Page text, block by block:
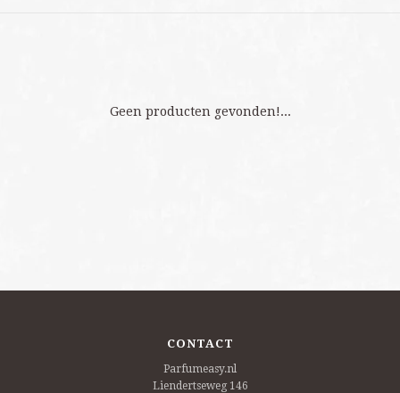
Geen producten gevonden!...
CONTACT
Parfumeasy.nl
Liendertseweg 146